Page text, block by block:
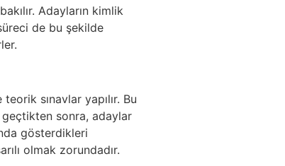
Adayların kimlik
de bu şekilde
sınavlar yapılır. Bu
geçtikten sonra, adaylar
gösterdikleri
olmak zorundadır.